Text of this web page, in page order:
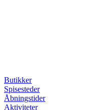
Butikker
Spisesteder
Åbningstider
Aktiviteter